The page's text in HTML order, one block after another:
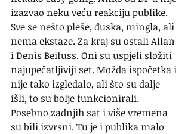
izazvao neku veću reakciju publike.
Sve se nešto pleše, đuska, mingla, ali
nema ekstaze. Za kraj su ostali Allan
i Denis Beifuss. Oni su uspjeli složiti
najupečatljiviji set. Možda ispočetka i
nije tako izgledalo, ali što su dalje
išli, to su bolje funkcionirali.
Posebno zadnjih sat i više vremena
su bili izvrsni. Tu je i publika malo